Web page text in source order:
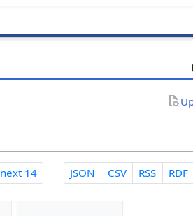
next 14 JSON CSV RSS RDF